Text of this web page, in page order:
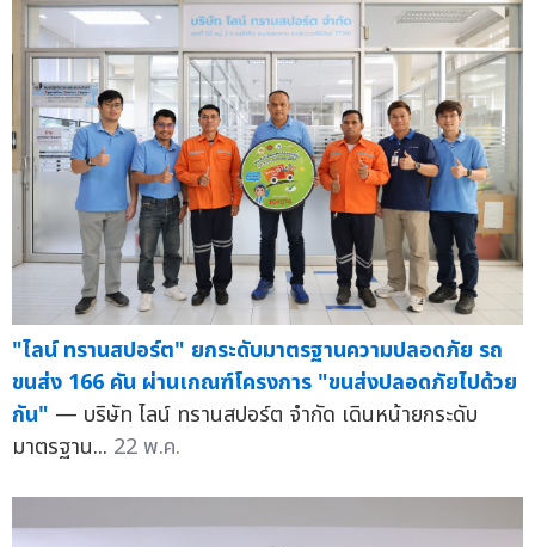
"ไลน์ ทรานสปอร์ต" ยกระดับมาตรฐานความปลอดภัย รถ
ขนส่ง 166 คัน ผ่านเกณฑ์โครงการ "ขนส่งปลอดภัยไปด้วย
กัน" — บริษัท ไลน์ ทรานสปอร์ต จำกัด เดินหน้ายกระดับ
มาตรฐาน... 22 พ.ค.